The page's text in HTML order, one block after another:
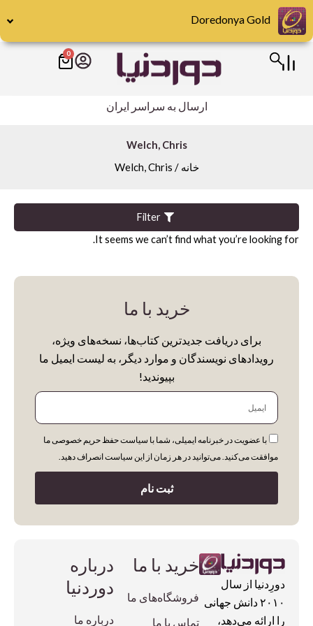
پرش
به
محتوا
0
سبد
ارسال به سراسر ایران
Welch, Chris
خانه / Welch, Chris
Filter
Publishers
Skira
Category
Architecture
Biography
Cars & Motorcycle
Colouring Books
Cooking
Design
It seems we can’t find what you’re looking for.
خرید با ما
برای دریافت جدیدترین کتاب‌ها، نسخه‌های ویژه،
رویدادهای نویسندگان و موارد دیگر، به لیست ایمیل ما
بپیوندید!
ایمیل
با عضویت در خبرنامه ایمیلی، شما با سیاست حفظ حریم خصوصی ما
موافقت می‌کنید. می‌توانید در هر زمان از این سیاست انصراف دهید.
ثبت نام
دورِدنیا از سال
۲۰۱۰ دانش جهانی
را ارائه می‌دهد،
خرید با ما
فروشگاه‌های ما
تماس با ما
درباره
دوردنیا
درباره ما